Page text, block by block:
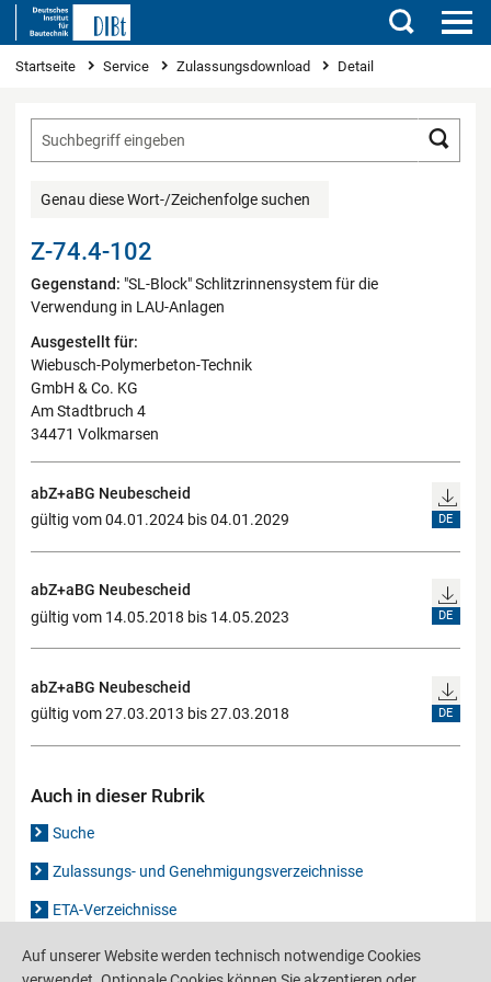
Suchen
Sie sind hier
Startseite Service Zulassungsdownload Detail
Genau diese Wort-/Zeichenfolge suchen
Z-74.4-102
Gegenstand: "SL-Block" Schlitzrinnensystem für die
Verwendung in LAU-Anlagen
Ausgestellt für:
Wiebusch-Polymerbeton-Technik
GmbH & Co. KG
Am Stadtbruch 4
34471 Volkmarsen
abZ+aBG Neubescheid
gültig vom 04.01.2024 bis 04.01.2029
DE
abZ+aBG Neubescheid
gültig vom 14.05.2018 bis 14.05.2023
DE
abZ+aBG Neubescheid
gültig vom 27.03.2013 bis 27.03.2018
DE
Auch in dieser Rubrik
Suche
Zulassungs- und Genehmigungsverzeichnisse
ETA-Verzeichnisse
Gutachten-Verzeichnis
Auf unserer Website werden technisch notwendige Cookies